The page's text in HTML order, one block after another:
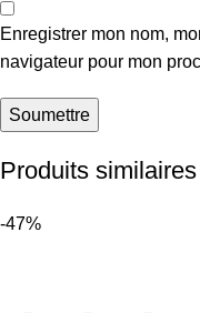
Enregistrer mon nom,
navigateur pour mon
Produits similaires
-47%